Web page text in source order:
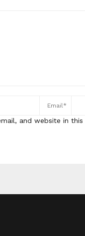
and website in